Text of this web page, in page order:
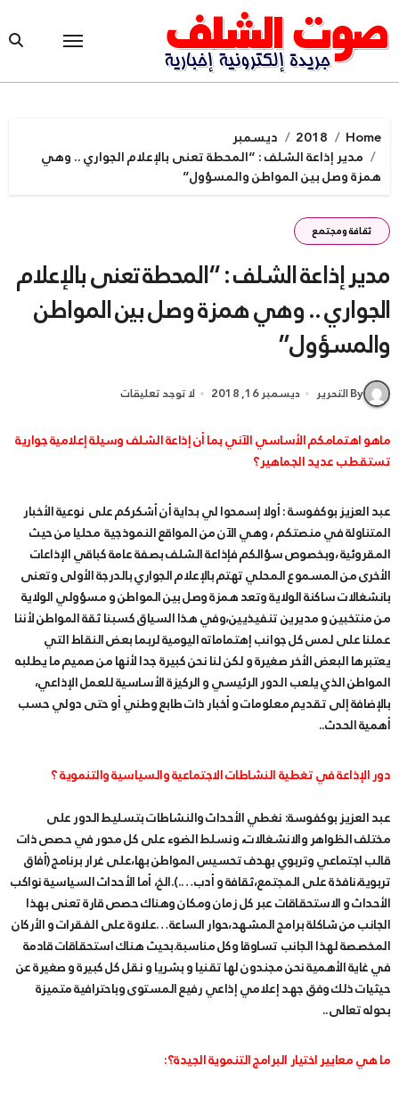
to
content
Home
2018
ديسمبر
مدير إذاعة الشلف : “المحطة تعنى بالإعلام الجواري .. وهي
همزة وصل بين المواطن والمسؤول”
ثقافة ومجتمع
مدير إذاعة الشلف : “المحطة تعنى بالإعلام
الجواري .. وهي همزة وصل بين المواطن
والمسؤول”
By التحرير ديسمبر 16, 2018 لا توجد تعليقات
ماهو اهتمامكم الأساسي الآني بما أن إذاعة الشلف وسيلة إعلامية جوارية
تستقطب عديد الجماهير؟
عبد العزيز بوكفوسة : أولا إسمحوا لي بداية أن أشكركم على نوعية الأخبار
المتناولة في منصتكم ، وهي الآن من المواقع النموذجية محليا من حيث
المقروئية ،وبخصوص سؤالكم فإذاعة الشلف بصفة عامة كباقي الإذاعات
الأخرى من المسموع المحلي تهتم بالإعلام الجواري بالدرجة الأولى وتعنى
بانشغالات ساكنة الولاية وتعد همزة وصل بين المواطن و مسؤولي الولاية
من منتخبين و مديرين تنفيذيين،وفي هذا السياق كسبنا ثقة المواطن لأننا
عملنا على لمس كل جوانب إهتماماته اليومية لربما بعض النقاط التي
يعتبرها البعض الأخر صغيرة و لكن لنا نحن كبيرة جدا لأنها من صميم ما يطلبه
المواطن الذي يلعب الدور الرئيسي و الركيزة الأساسية للعمل الإذاعي،
بالإضافة إلى تقديم معلومات و أخبار ذات طابع وطني أو حتى دولي حسب
أهمية الحدث..
دور الإذاعة في تغطية النشاطات الاجتماعية والسياسية والتنموية ؟
عبد العزيز بوكفوسة: نغطي الأحداث والنشاطات بتسليط الدور على
مختلف الظواهر والانشغالات، ونسلط الضوء على كل محور في حصص ذات
قالب اجتماعي وتربوي بهدف تحسيس المواطن بها،على غرار برنامج (أفاق
تربوية،نافذة على المجتمع،ثقافة و أدب….).الخ، أما الأحداث السياسية نواكب
الأحداث و الاستحقاقات عبر كل زمان ومكان وهناك حصص قارة تعنى بهذا
الجانب من شاكلة برامج المشهد،حوار الساعة…علاوة على الفقرات و الأركان
المخصصة لهذا الجانب تساوقا وكل مناسبة.بحيث هناك استحقاقات قادمة
في غاية الأهمية نحن مجندون لها تقنيا و بشريا و نقل كل كبيرة و صغيرة عن
حيثيات ذلك وفق جهد إعلامي إذاعي رفيع المستوى وباحترافية متميزة
بحوله تعالى..
ما هي معايير اختيار البرامج التنموية الجيدة؟: